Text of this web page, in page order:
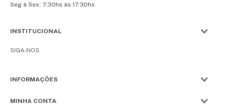
Seg à Sex: 7:30hs às 17:30hs
INSTITUCIONAL
SIGA-NOS
INFORMAÇÕES
MINHA CONTA